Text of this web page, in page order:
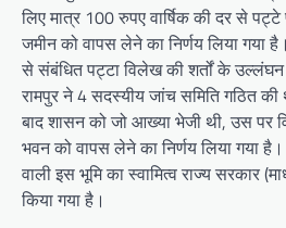
लिए मात्र 100 रुपए वार्षिक की दर से
जमीन को वापस लेने का निर्णय लिया गया
से संबंधित पट्टा विलेख की शर्तों के
रामपुर ने 4 सदस्यीय जांच समिति गठित
बाद शासन को जो आख्या भेजी थी, उस पर
भवन को वापस लेने का निर्णय लिया गया
वाली इस भूमि का स्वामित्व राज्य सरकार
किया गया है।